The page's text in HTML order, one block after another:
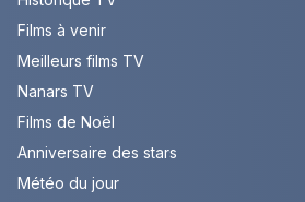
Films à venir
Meilleurs films TV
Nanars TV
Films de Noël
Anniversaire des stars
Météo du jour